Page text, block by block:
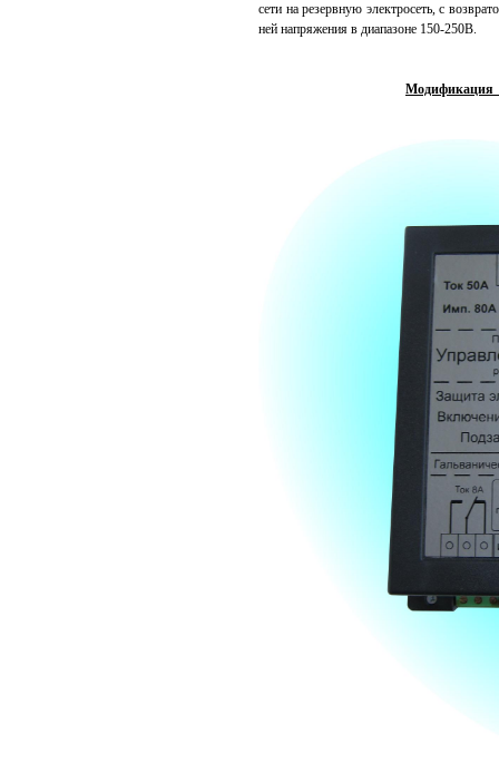
сети на резервную электросеть, с
ней напряжения в диапазоне 150-250В.
Модификация